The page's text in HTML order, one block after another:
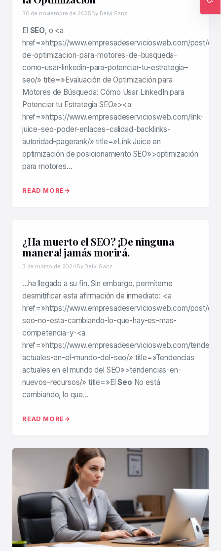
30 de noviembre de 2025By Deivi Sanz
El SEO, o <a
href=»https://www.empresadeserviciosweb.com/post/
de-optimizacion-para-motores-de-busqueda-
como-usar-linkedin-para-potenciar-tu-estrategia–
seo/» title=»Evaluación de Optimización para
Motores de Búsqueda: Cómo Usar LinkedIn para
Potenciar tu Estrategia SEO»><a
href=»https://www.empresadeserviciosweb.com/link-
juice-seo-poder-enlaces–calidad-backlinks-
autoridad-pagerank/» title=»Link Juice en
optimización de posicionamiento SEO»>optimización
para motores…
READ MORE
¿Ha muerto el SEO? ¡De ninguna
manera! jamás morirá.
3 de marzo de 2024By Deivi Sanz
…ha llegado a su fin. Sin embargo, permíteme
desmitificar esta afirmación de inmediato: <a
href=»https://www.empresadeserviciosweb.com/post/el-
seo-no-esta-cambiando-lo-que-hay-es-mas-
competencia-y-<a
href=»https://www.empresadeserviciosweb.com/
actuales-en-el-mundo-del-seo/» title=»Tendencias
actuales en el mundo del SEO»>tendencias-en-
nuevos-recursos/» title=»ElSeo No está
cambiando, lo que…
READ MORE